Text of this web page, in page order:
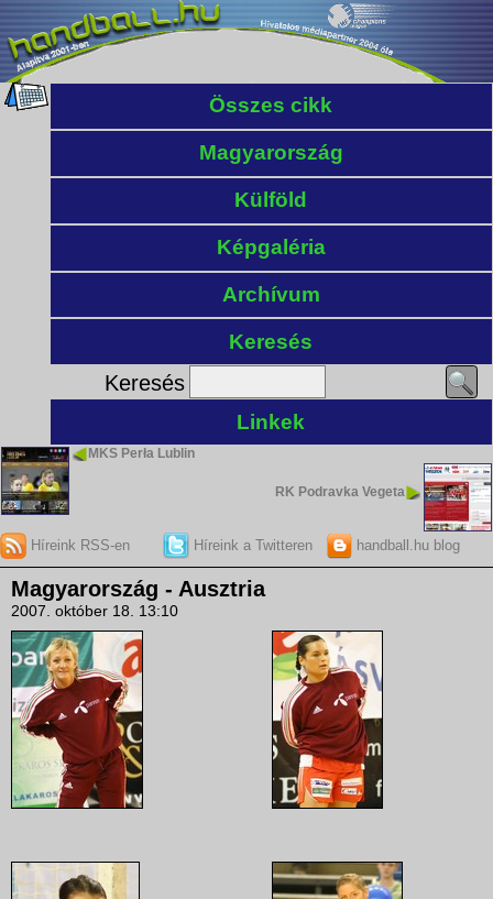
Összes cikk
Magyarország
Külföld
Képgaléria
Archívum
Keresés
Keresés
Linkek
MKS Perła Lublin
RK Podravka Vegeta
Híreink RSS-en Híreink a Twitteren handball.hu blog
Magyarország - Ausztria
2007. október 18. 13:10